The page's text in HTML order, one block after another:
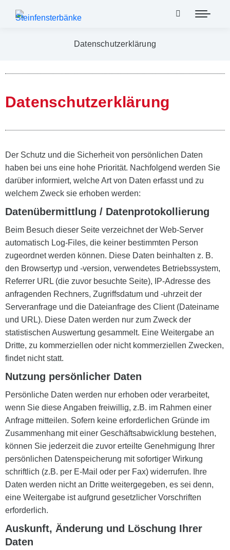
Datenschutzerklärung
Datenschutzerklärung
Der Schutz und die Sicherheit von persönlichen Daten
haben bei uns eine hohe Priorität. Nachfolgend werden Sie
darüber informiert, welche Art von Daten erfasst und zu
welchem Zweck sie erhoben werden:
Datenübermittlung / Datenprotokollierung
Beim Besuch dieser Seite verzeichnet der Web-Server
automatisch Log-Files, die keiner bestimmten Person
zugeordnet werden können. Diese Daten beinhalten z. B.
den Browsertyp und -version, verwendetes Betriebssystem,
Referrer URL (die zuvor besuchte Seite), IP-Adresse des
anfragenden Rechners, Zugriffsdatum und -uhrzeit der
Serveranfrage und die Dateianfrage des Client (Dateiname
und URL). Diese Daten werden nur zum Zweck der
statistischen Auswertung gesammelt. Eine Weitergabe an
Dritte, zu kommerziellen oder nicht kommerziellen Zwecken,
findet nicht statt.
Nutzung persönlicher Daten
Persönliche Daten werden nur erhoben oder verarbeitet,
wenn Sie diese Angaben freiwillig, z.B. im Rahmen einer
Anfrage mitteilen. Sofern keine erforderlichen Gründe im
Zusammenhang mit einer Geschäftsabwicklung bestehen,
können Sie jederzeit die zuvor erteilte Genehmigung Ihrer
persönlichen Datenspeicherung mit sofortiger Wirkung
schriftlich (z.B. per E-Mail oder per Fax) widerrufen. Ihre
Daten werden nicht an Dritte weitergegeben, es sei denn,
eine Weitergabe ist aufgrund gesetzlicher Vorschriften
erforderlich.
Auskunft, Änderung und Löschung Ihrer
Daten